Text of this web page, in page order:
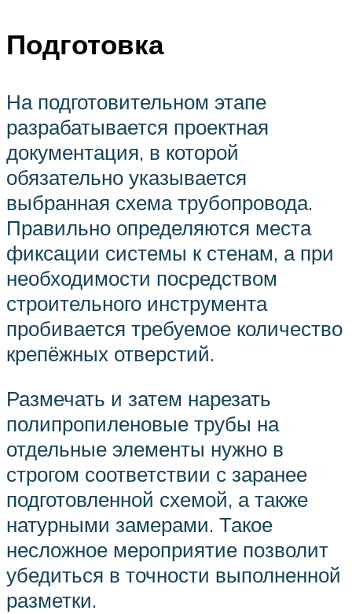
Подготовка
На подготовительном этапе
разрабатывается проектная
документация, в которой
обязательно указывается
выбранная схема трубопровода.
Правильно определяются места
фиксации системы к стенам, а при
необходимости посредством
строительного инструмента
пробивается требуемое количество
крепёжных отверстий.
Размечать и затем нарезать
полипропиленовые трубы на
отдельные элементы нужно в
строгом соответствии с заранее
подготовленной схемой, а также
натурными замерами. Такое
несложное мероприятие позволит
убедиться в точности выполненной
разметки.